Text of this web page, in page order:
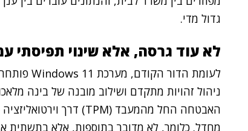
גדול מדי.
לא עוד גרסה, אלא שינוי תפיסתי
ניהול זהויות מתקדם ושילוב מובנה של בינה
מחדל. כלומר, לא מדובר בתוספות, אלא